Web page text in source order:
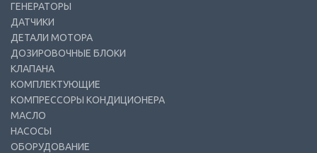
ГЕНЕРАТОРЫ
ДАТЧИКИ
ДЕТАЛИ МОТОРА
ДОЗИРОВОЧНЫЕ БЛОКИ
КЛАПАНА
КОМПЛЕКТУЮЩИЕ
КОМПРЕССОРЫ КОНДИЦИОНЕРА
МАСЛО
НАСОСЫ
ОБОРУДОВАНИЕ